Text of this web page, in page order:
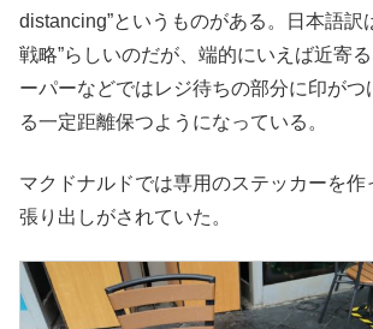
distancing”というものがある。日本語訳
戦略”らしいのだが、端的にいえば近寄
ーパーなどではレジ待ちの部分に印がつ
る一定距離保つようになっている。
マクドナルドでは専用のステッカーを作
張り出しがされていた。